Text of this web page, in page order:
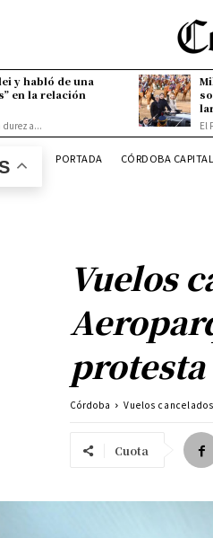
y habló de una
en la relación
dureza... El
PORTADA CÓRDOBA CAPITAL
Vuelos
Córdoba Vuelos
Cuota